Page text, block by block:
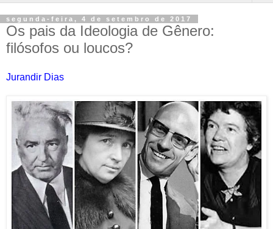
segunda-feira, 4 de setembro de 2017
Os pais da Ideologia de Gênero:
filósofos ou loucos?
Jurandir Dias